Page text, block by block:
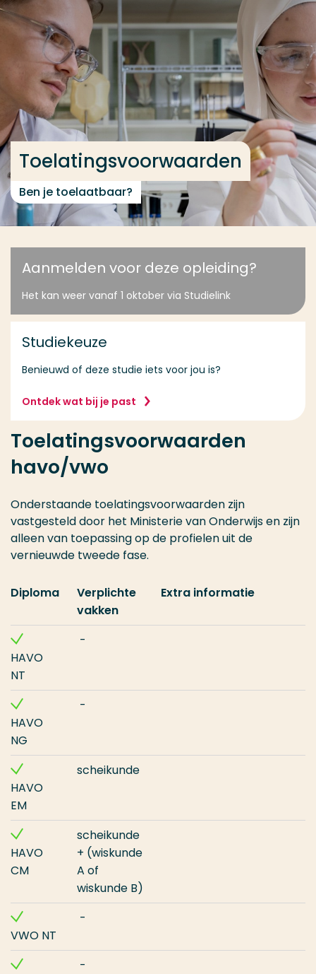
Ga direct naar de content
... > Toelatingsvoorwaarden
Toelatingsvoorwaarden
Ben je toelaatbaar?
Aanmelden voor deze opleiding?
Het kan weer vanaf 1 oktober via Studielink
Studiekeuze
Benieuwd of deze studie iets voor jou is?
Ontdek wat bij je past
Toelatingsvoorwaarden
havo/vwo
Onderstaande toelatingsvoorwaarden zijn
vastgesteld door het Ministerie van Onderwijs en zijn
alleen van toepassing op de profielen uit de
vernieuwde tweede fase.
Diploma
Verplichte
vakken
Extra informatie
HAVO
NT
-
HAVO
NG
-
HAVO
EM
scheikunde
HAVO
CM
scheikunde
+ (wiskunde
A of
wiskunde B)
VWO NT
-
-
Veel gezocht
Opleiding
Contact